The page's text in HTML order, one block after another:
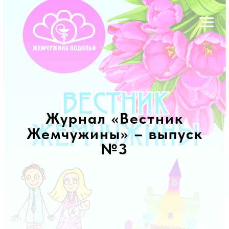
Журнал «Вестник
Жемчужины» – выпуск
№3